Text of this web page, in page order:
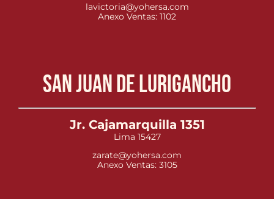
lavictoria@yohersa.com
Anexo Ventas: 1102
San Juan de Lurigancho
Jr. Cajamarquilla 1351
Lima 15427
zarate@yohersa.com
Anexo Ventas: 3105